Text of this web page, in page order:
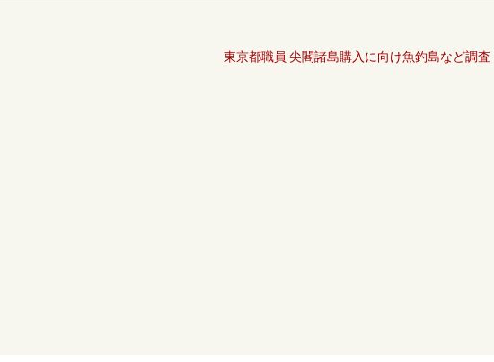
東京都職員 尖閣諸島購入に向け魚釣島など調査